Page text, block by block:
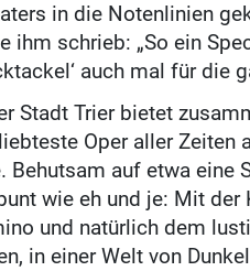
in die Notenlinien
ihm schrieb: „So ein
auch mal für die
Stadt Trier bietet
Oper aller Zeiten
Behutsam auf etwa eine
wie eh und je: Mit der
und natürlich dem
in einer Welt von